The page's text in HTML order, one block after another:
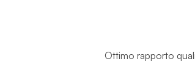
Ottimo rapporto